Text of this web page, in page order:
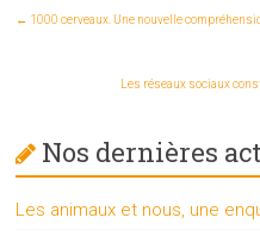
← 1000 cerveaux. Une nouvelle
Les réseaux sociaux
Nos dernières
Les animaux et nous, une